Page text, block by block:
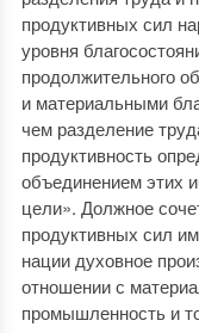
продуктивных сил
уровня
продолжительного
и материальными
чем разделение
продуктивность
объединением этих
цели». Должное
продуктивных сил
нации духовное
отношении с
промышленность и